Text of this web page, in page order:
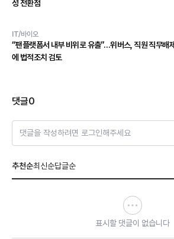
성 전환점
IT/바이오
“팬플랫폼서 내부 비위로 유출”…위버스, 직원 직무배제
에 법적조치 검토
댓글0
댓글을 작성하려면 로그인해주세요
추천순최신순답글순
표시할 댓글이 없습니다